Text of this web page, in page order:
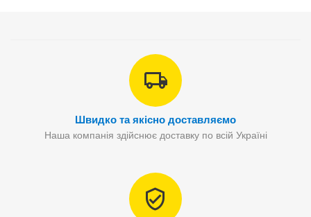
Швидко та якісно доставляємо
Наша компанія здійснює доставку по всій Україні